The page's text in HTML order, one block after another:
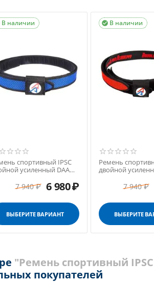
В наличии
спортивный IPSC
усиленный DAA
7 940 ₽ 6 980₽
ВЫБЕРИТЕ ВАРИАНТ
В наличии

Ремень
двойной
7 940 ₽
ВЫБЕРИТЕ
"Ремень спортивный
покупателей